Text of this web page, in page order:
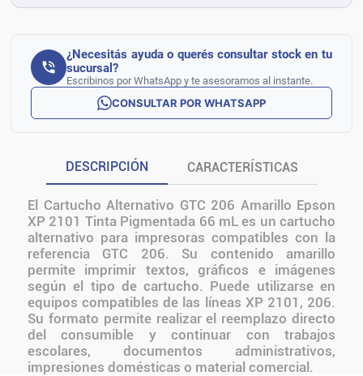
¿Necesitás ayuda o querés consultar stock en tu
sucursal?
Escribinos por WhatsApp y te asesoramos al instante.
CONSULTAR POR WHATSAPP
DESCRIPCIÓN CARACTERÍSTICAS
El Cartucho Alternativo GTC 206 Amarillo Epson
XP 2101 Tinta Pigmentada 66 mL es un cartucho
alternativo para impresoras compatibles con la
referencia GTC 206. Su contenido amarillo
permite imprimir textos, gráficos e imágenes
según el tipo de cartucho. Puede utilizarse en
equipos compatibles de las líneas XP 2101, 206.
Su formato permite realizar el reemplazo directo
del consumible y continuar con trabajos
escolares, documentos administrativos,
impresiones domésticas o material comercial.